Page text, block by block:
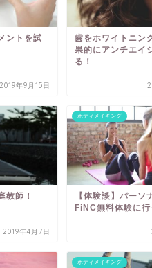
ントを試
2019年9月15日
歯をホワイトニン
果的にアンチエイ
る！
教師！
2019年4月7日
ボディメイキング
【体験談】パーソ
FiNC無料体験に行
ボディメイキング